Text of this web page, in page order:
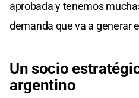
aprobada y tenemos
demanda que va a generar
Un socio
argentino